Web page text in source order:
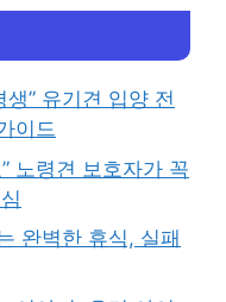
” 유기견 입양 전
이드
노령견 보호자가 꼭
완벽한 휴식, 실패